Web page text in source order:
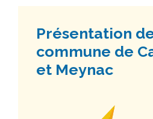
Présentation
commune de
et Meynac